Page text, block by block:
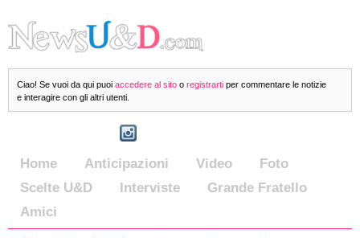
Ciao! Se vuoi da qui puoi accedere al sito o registrarti per commentare le notizie
e interagire con gli altri utenti.
Home Anticipazioni Video
Foto
Scelte U&D
Interviste
Grande Fratello
Amici